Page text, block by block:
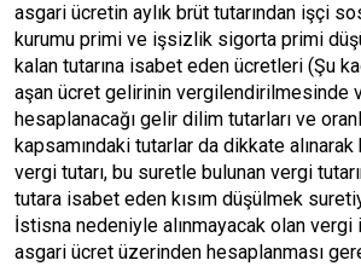
asgari ücretin aylık brüt tutarından işçi
kurumu primi ve işsizlik sigorta primi
kalan tutarına isabet eden ücretleri (Şu
aşan ücret gelirinin vergilendirilmesinde
hesaplanacağı gelir dilim tutarları ve
kapsamındaki tutarlar da dikkate
vergi tutarı, bu suretle bulunan vergi
tutara isabet eden kısım düşülmek
İstisna nedeniyle alınmayacak olan vergi
asgari ücret üzerinden hesaplanması